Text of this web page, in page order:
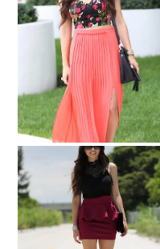
Posh Party in florals!
Fashion Bloggers Do It
Better- What I wore